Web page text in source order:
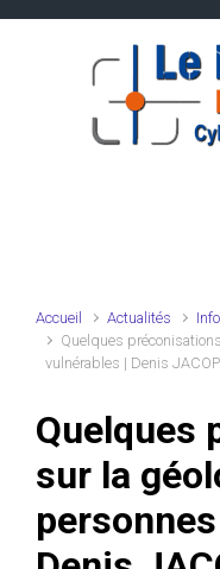
Accueil Actualités
Quelques
vulnérables | Denis
Quelques
sur la